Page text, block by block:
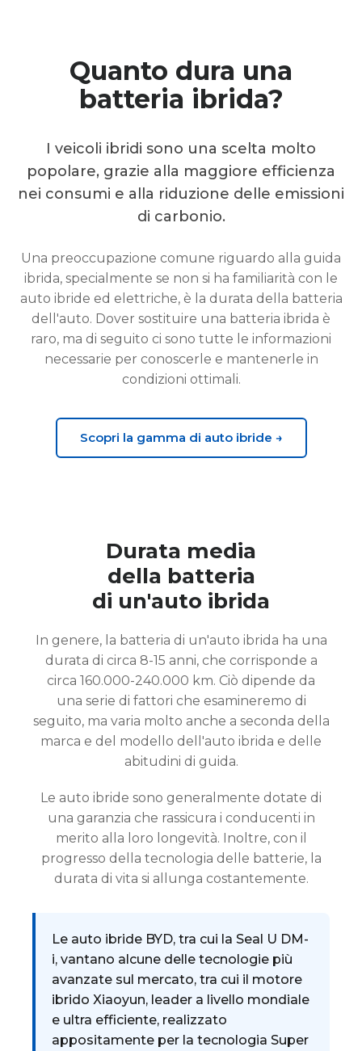
Quanto dura una
batteria ibrida?
I veicoli ibridi sono una scelta molto
popolare, grazie alla maggiore efficienza
nei consumi e alla riduzione delle emissioni
di carbonio.
Una preoccupazione comune riguardo alla guida
ibrida, specialmente se non si ha familiarità con le
auto ibride ed elettriche, è la durata della batteria
dell'auto. Dover sostituire una batteria ibrida è
raro, ma di seguito ci sono tutte le informazioni
necessarie per conoscerle e mantenerle in
condizioni ottimali.
Scopri la gamma di auto ibride →
Durata media
della batteria
di un'auto ibrida
In genere, la batteria di un'auto ibrida ha una
durata di circa 8-15 anni, che corrisponde a
circa 160.000-240.000 km. Ciò dipende da
una serie di fattori che esamineremo di
seguito, ma varia molto anche a seconda della
marca e del modello dell'auto ibrida e delle
abitudini di guida.
Le auto ibride sono generalmente dotate di
una garanzia che rassicura i conducenti in
merito alla loro longevità. Inoltre, con il
progresso della tecnologia delle batterie, la
durata di vita si allunga costantemente.
Le auto ibride BYD, tra cui la Seal U DM-
i, vantano alcune delle tecnologie più
avanzate sul mercato, tra cui il motore
ibrido Xiaoyun, leader a livello mondiale
e ultra efficiente, realizzato
appositamente per la tecnologia Super